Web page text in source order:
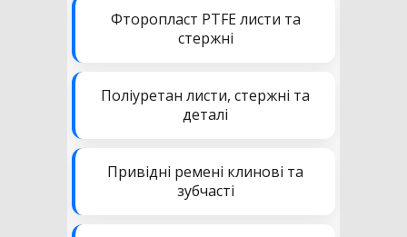
Фторопласт PTFE листи та
стержні
Поліуретан листи, стержні та
деталі
Привідні ремені клинові та
зубчасті